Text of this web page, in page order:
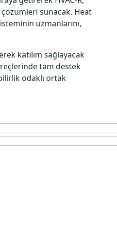
sunacak. Heat
uzmanlarını,
katılım sağlayacak
tam destek
odaklı ortak